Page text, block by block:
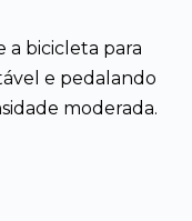
a bicicleta para
e pedalando
moderada.